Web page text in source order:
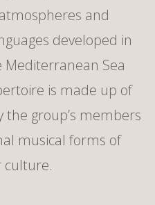
and
developed in
Sea
is made up of
the group’s members
musical forms of
culture.